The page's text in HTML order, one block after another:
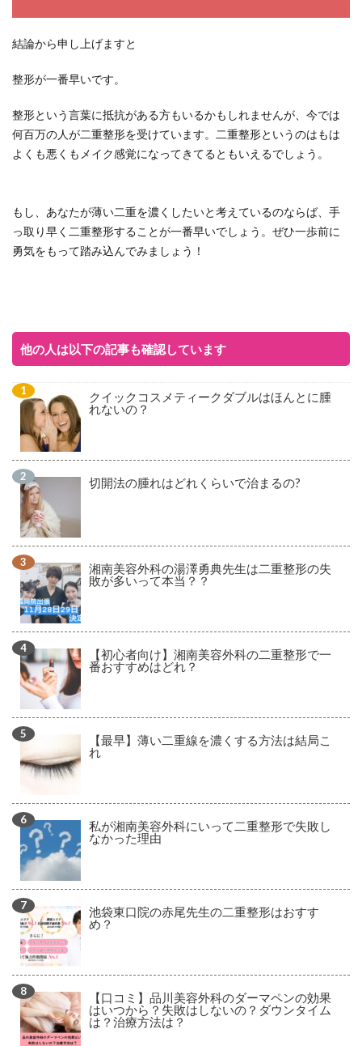
結論から申し上げますと
整形が一番早いです。
整形という言葉に抵抗がある方もいるかもしれませんが、今では
何百万の人が二重整形を受けています。二重整形というのはもは
よくも悪くもメイク感覚になってきてるともいえるでしょう。
もし、あなたが薄い二重を濃くしたいと考えているのならば、手
っ取り早く二重整形することが一番早いでしょう。ぜひ一歩前に
勇気をもって踏み込んでみましょう！
他の人は以下の記事も確認しています
クイックコスメティークダブルはほんとに腫
れないの？
切開法の腫れはどれくらいで治まるの?
湘南美容外科の湯澤勇典先生は二重整形の失
敗が多いって本当？？
【初心者向け】湘南美容外科の二重整形で一
番おすすめはどれ？
【最早】薄い二重線を濃くする方法は結局こ
れ
私が湘南美容外科にいって二重整形で失敗し
なかった理由
池袋東口院の赤尾先生の二重整形はおすす
め？
【口コミ】品川美容外科のダーマペンの効果
はいつから？失敗はしないの？ダウンタイム
は？治療方法は？